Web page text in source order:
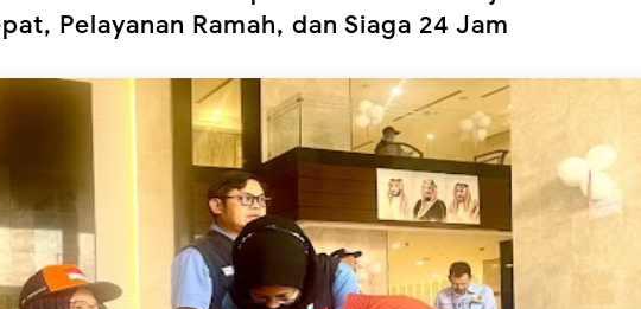
Pelayanan Ramah, dan Siaga 24 Jam